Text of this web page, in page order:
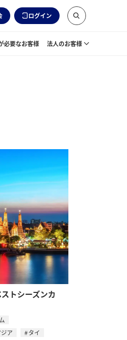
ログイン
必要なお客様 法人のお客様
トシーズンカ
ア
タイ